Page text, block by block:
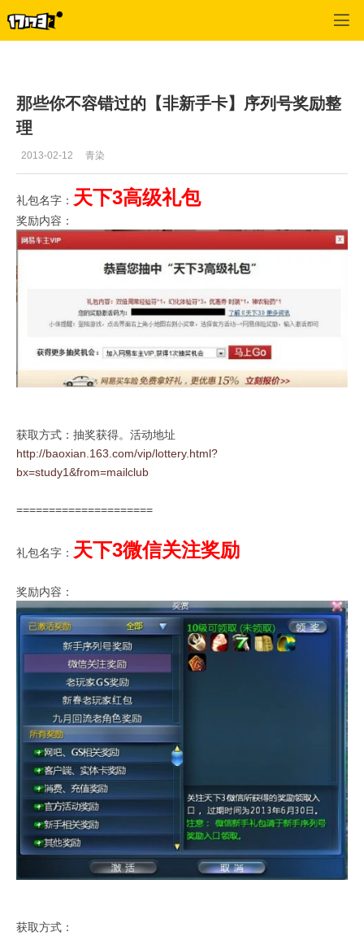
那些你不容错过的【非新手卡】序列号奖励整
理
2013-02-12 青染
礼包名字： 天下3高级礼包
奖励内容：
获取方式：抽奖获得。活动地址
http://baoxian.163.com/vip/lottery.html?
bx=study1&from=mailclub
=====================
礼包名字： 天下3微信关注奖励
奖励内容：
获取方式：